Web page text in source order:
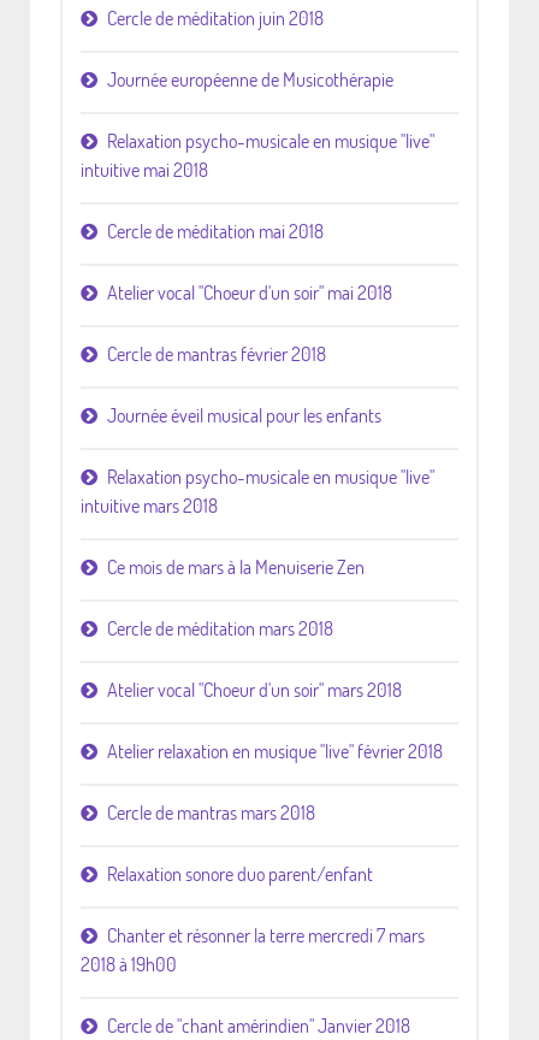
Cercle de méditation juin 2018
Journée européenne de Musicothérapie
Relaxation psycho-musicale en musique "live"
intuitive mai 2018
Cercle de méditation mai 2018
Atelier vocal "Choeur d'un soir" mai 2018
Cercle de mantras février 2018
Journée éveil musical pour les enfants
Relaxation psycho-musicale en musique "live"
intuitive mars 2018
Ce mois de mars à la Menuiserie Zen
Cercle de méditation mars 2018
Atelier vocal "Choeur d'un soir" mars 2018
Atelier relaxation en musique "live" février 2018
Cercle de mantras mars 2018
Relaxation sonore duo parent/enfant
Chanter et résonner la terre mercredi 7 mars
2018 à 19h00
Cercle de "chant amérindien" Janvier 2018